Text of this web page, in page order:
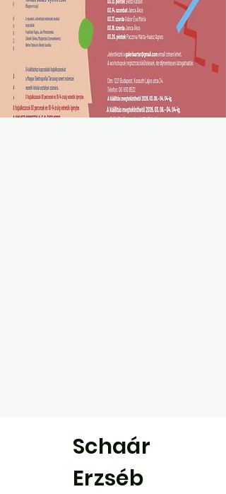
Schaár
Erzséb